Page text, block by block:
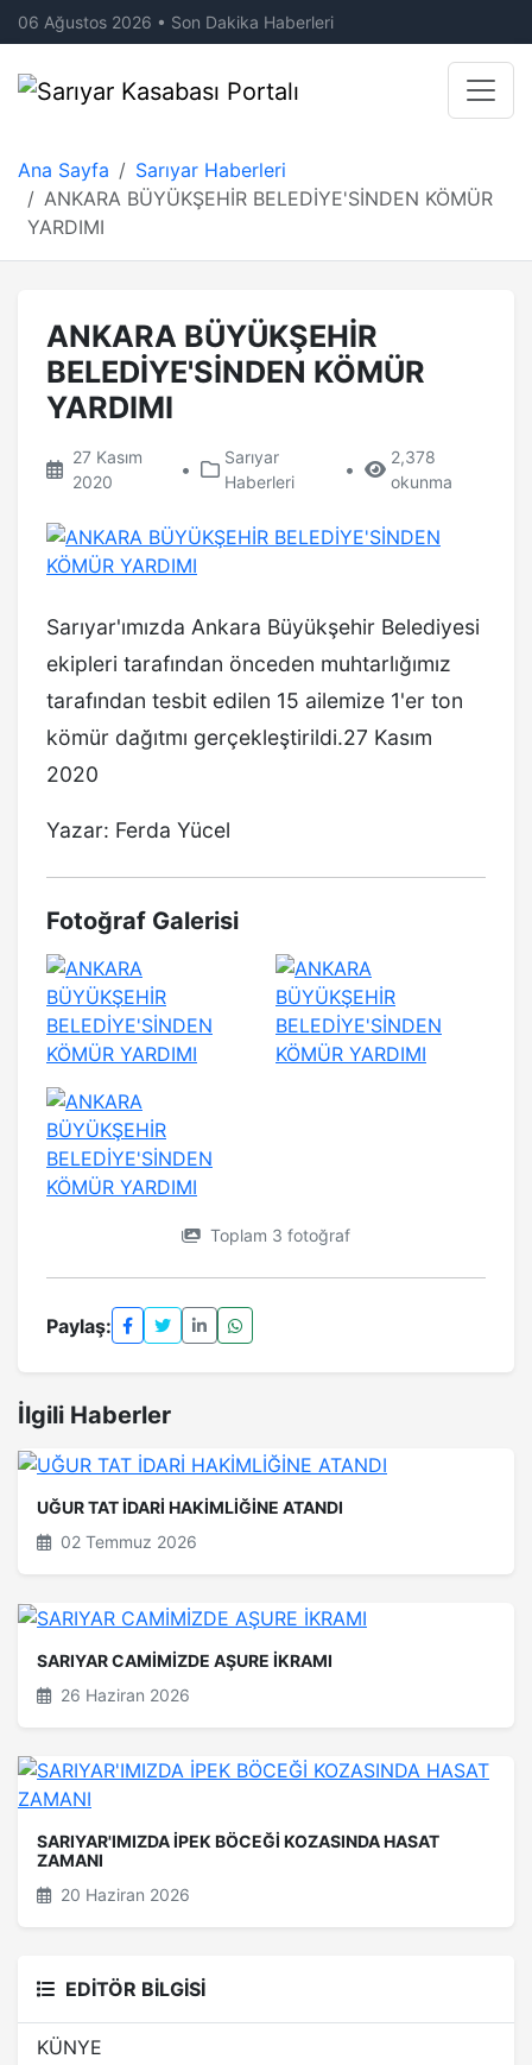
06 Ağustos 2026 • Son Dakika Haberleri
Ana Sayfa
Sarıyar Haberleri
ANKARA BÜYÜKŞEHİR BELEDİYE'SİNDEN KÖMÜR
YARDIMI
ANKARA BÜYÜKŞEHİR
BELEDİYE'SİNDEN KÖMÜR
YARDIMI
27 Kasım
2020
•
Sarıyar
Haberleri
•
2,378
okunma
Sarıyar'ımızda Ankara Büyükşehir Belediyesi
ekipleri tarafından önceden muhtarlığımız
tarafından tesbit edilen 15 ailemize 1'er ton
kömür dağıtmı gerçekleştirildi.27 Kasım
2020
Yazar: Ferda Yücel
Fotoğraf Galerisi
Toplam 3 fotoğraf
Paylaş:
İlgili Haberler
UĞUR TAT İDARİ HAKİMLİĞİNE ATANDI
02 Temmuz 2026
SARIYAR CAMİMİZDE AŞURE İKRAMI
26 Haziran 2026
SARIYAR'IMIZDA İPEK BÖCEĞİ KOZASINDA HASAT
ZAMANI
20 Haziran 2026
EDİTÖR BİLGİSİ
KÜNYE